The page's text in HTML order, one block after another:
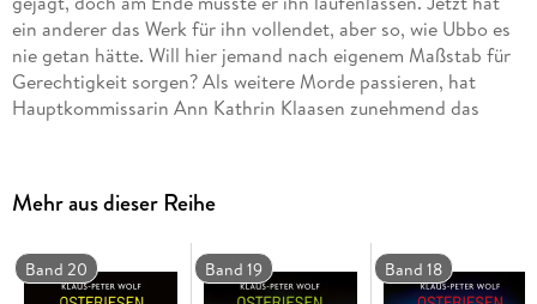
ein anderer das Werk für ihn vollendet, aber so, wie Ubbo es
nie getan hätte. Will hier jemand nach eigenem Maßstab für
Gerechtigkeit sorgen? Als weitere Morde passieren, hat
Hauptkommissarin Ann Kathrin Klaasen zunehmend das
lockt er auch noch einen anderen Mörder aus seinem
Versteck
Mehr aus dieser Reihe
Band 20 Band 19 Band 18